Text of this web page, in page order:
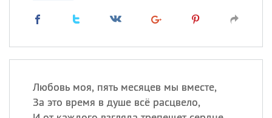
Любовь моя, пять месяцев мы вместе,
За это время в душе всё расцвело,